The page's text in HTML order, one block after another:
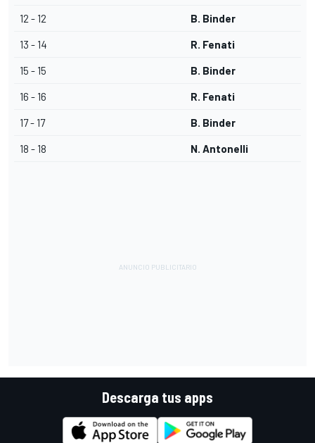
12 - 12 B. Binder
13 - 14 R. Fenati
15 - 15 B. Binder
16 - 16 R. Fenati
17 - 17 B. Binder
18 - 18 N. Antonelli
Descarga tus apps